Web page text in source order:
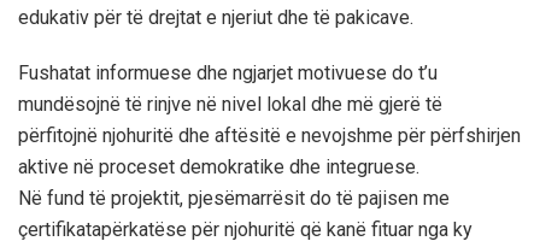
edukativ për të drejtat e njeriut dhe të pakicave.
Fushatat informuese dhe ngjarjet motivuese do t’u
mundësojnë të rinjve në nivel lokal dhe më gjerë të
përfitojnë njohuritë dhe aftësitë e nevojshme për përfshirjen
aktive në proceset demokratike dhe integruese.
Në fund të projektit, pjesëmarrësit do të pajisen me
çertifikatapërkatëse për njohuritë që kanë fituar nga ky